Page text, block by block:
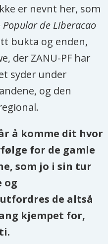
er nevnt her, som
de Liberacao
bukta og enden,
der ZANU-PF har
syder under
og den
å komme dit hvor
for de gamle
som jo i sin tur
og
de altså
kjempet for,